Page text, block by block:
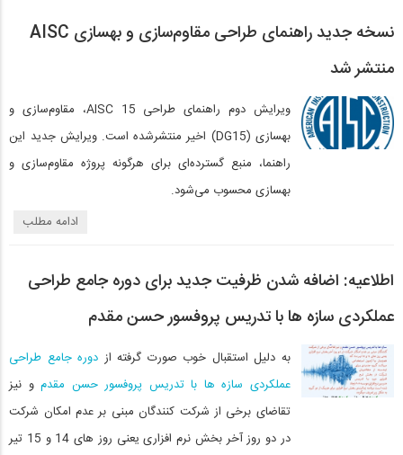
نسخه جدید راهنمای طراحی مقاوم‌سازی و بهسازی AISC
منتشر شد
ویرایش دوم راهنمای طراحی AISC 15، مقاوم‌سازی و
بهسازی (DG15) اخیر منتشرشده است. ویرایش جدید این
راهنما، منبع گسترده‌ای برای هرگونه پروژه مقاوم‌سازی و
بهسازی محسوب می‌شود.
ادامه مطلب
اطلاعیه: اضافه شدن ظرفیت جدید برای دوره جامع طراحی
عملکردی سازه ها با تدریس پروفسور حسن مقدم
به دلیل استقبال خوب صورت گرفته از دوره جامع طراحی
عملکردی سازه ها با تدریس پروفسور حسن مقدمو نیز
تقاضای برخی از شرکت کنندگان مبنی بر عدم امکان شرکت
در دو روز آخر بخش نرم افزاری یعنی روز های 14 و 15 تیر